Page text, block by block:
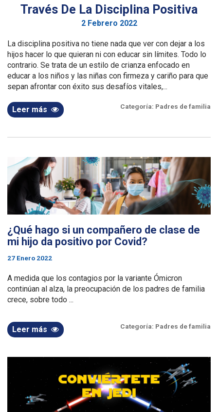
Través De La Disciplina Positiva
2 Febrero 2022
La disciplina positiva no tiene nada que ver con dejar a los
hijos hacer lo que quieran ni con educar sin límites. Todo lo
contrario. Se trata de un estilo de crianza enfocado en
educar a los niños y las niñas con firmeza y cariño para que
sepan afrontar con éxito sus desafíos vitales,...
Leer más Categoría: Padres de familia
¿Qué hago si un compañero de clase de
mi hijo da positivo por Covid?
27 Enero 2022
A medida que los contagios por la variante Ómicron
continúan al alza, la preocupación de los padres de familia
crece, sobre todo ...
Leer más Categoría: Padres de familia